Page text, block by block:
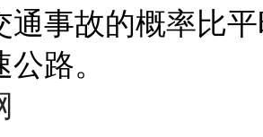
通事故的概率比
路。